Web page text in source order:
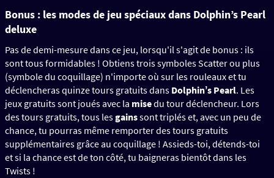
Bonus : les modes de jeu spéciaux dans Dolphin’s Pearl
deluxe
Pas de demi-mesure dans ce jeu, lorsqu'il s'agit de bonus : ils
sont tous formidables ! Obtiens trois symboles Scatter ou plus
(symbole du coquillage) n'importe où sur les rouleaux et tu
déclencheras quinze tours gratuits dans Dolphinʼs Pearl. Les
jeux gratuits sont joués avec la misedu tour déclencheur. Lors
des tours gratuits, tous lesgainssont triplés et, avec un peu de
chance, tu pourras même remporter des tours gratuits
supplémentaires grâce au coquillage ! Assieds-toi, détends-toi
et si la chance est de ton côté, tu baigneras bientôt dans les
Twists !